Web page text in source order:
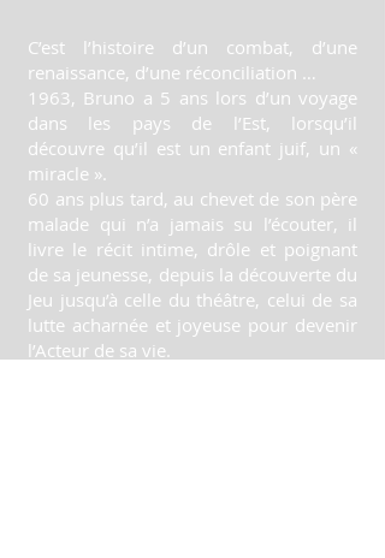
C’est l’histoire d’un combat, d’une
renaissance, d’une réconciliation …
1963, Bruno a 5 ans lors d’un voyage
dans les pays de l’Est, lorsqu’il
découvre qu’il est un enfant juif, un «
miracle ».
60 ans plus tard, au chevet de son père
malade qui n’a jamais su l’écouter, il
livre le récit intime, drôle et poignant
de sa jeunesse, depuis la découverte du
Jeu jusqu’à celle du théâtre, celui de sa
lutte acharnée et joyeuse pour devenir
l’Acteur de sa vie.